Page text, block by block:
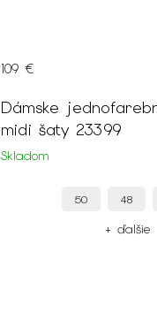
Dámske jednofarebné krémové
midi šaty 23399
Skladom
109 €
50 48
+ ďalšie